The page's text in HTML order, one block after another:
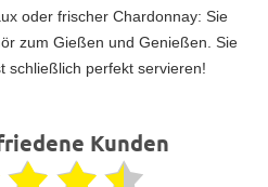
oder frischer Chardonnay: Sie
zum Gießen und Genießen. Sie
schließlich perfekt servieren!
Kunden